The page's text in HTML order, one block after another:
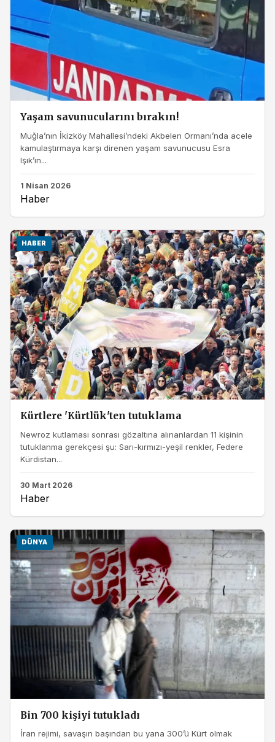
Yaşam savunucularını bırakın!
Muğla’nın İkizköy Mahallesi’ndeki Akbelen Ormanı’nda acele
kamulaştırmaya karşı direnen yaşam savunucusu Esra
Işık’ın...
1 Nisan 2026
Haber
HABER
Kürtlere 'Kürtlük'ten tutuklama
Newroz kutlaması sonrası gözaltına alınanlardan 11 kişinin
tutuklanma gerekçesi şu: Sarı-kırmızı-yeşil renkler, Federe
Kürdistan...
30 Mart 2026
Haber
DÜNYA
Bin 700 kişiyi tutukladı
İran rejimi, savaşın başından bu yana 300’ü Kürt olmak